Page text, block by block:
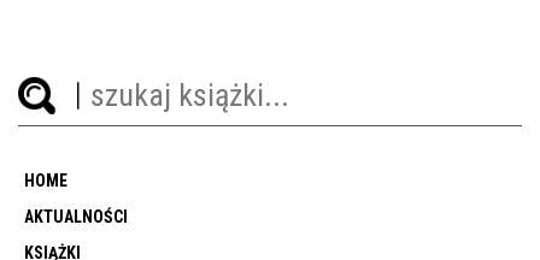
HOME
AKTUALNOŚCI
KSIĄŻKI